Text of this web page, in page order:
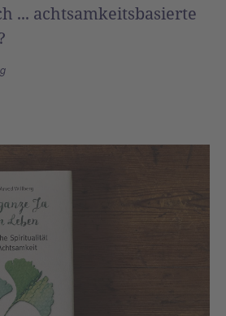
... achtsamkeitsbasierte